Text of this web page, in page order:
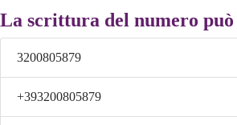
La scrittura del numero può
3200805879
+393200805879